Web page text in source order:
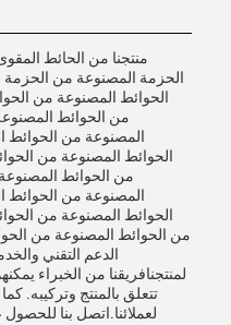
منتجنا من الحائط
الحزمة المصنوعة من
الحوائط المصنوعة من
من الحوائط
المصنوعة من الحوائط
الحوائط المصنوعة من
من الحوائط
المصنوعة من الحوائط
الحوائط المصنوعة من
من الحوائط المصنوعة من
الدعم التقني
لمنتجنافريقنا من الخبراء
تتعلق بالمنتج وتركيبه.
لعملائنا.اتصل بنا